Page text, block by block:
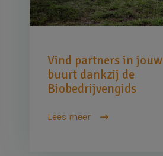
Vind partners in jouw
buurt dankzij de
Biobedrijvengids
Lees meer